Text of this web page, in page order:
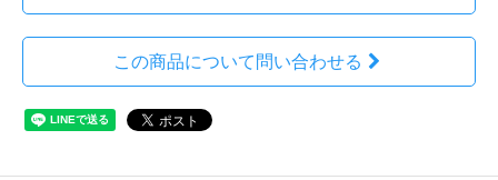
この商品について問い合わせる